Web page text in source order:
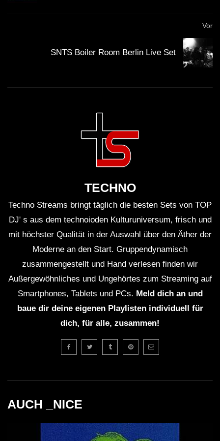
Vor
SNTS Boiler Room Berlin Live Set
TECHNO
Techno Streams bringt täglich die besten Sets von TOP
DJ' s aus dem technoioden Kulturuniversum, frisch und
mit höchster Qualität in der Auswahl über den Äther der
Moderne an den Start. Gruppendynamisch
zusammengestellt und Hand verlesen finden wir
Außergewöhnliches und Ungehörtes zum Streaming auf
Smartphones, Tablets und PCs. Meld dich an und
baue dir deine eigenen Playlisten individuell für
dich, für alle, zusammen!
AUCH _NICE